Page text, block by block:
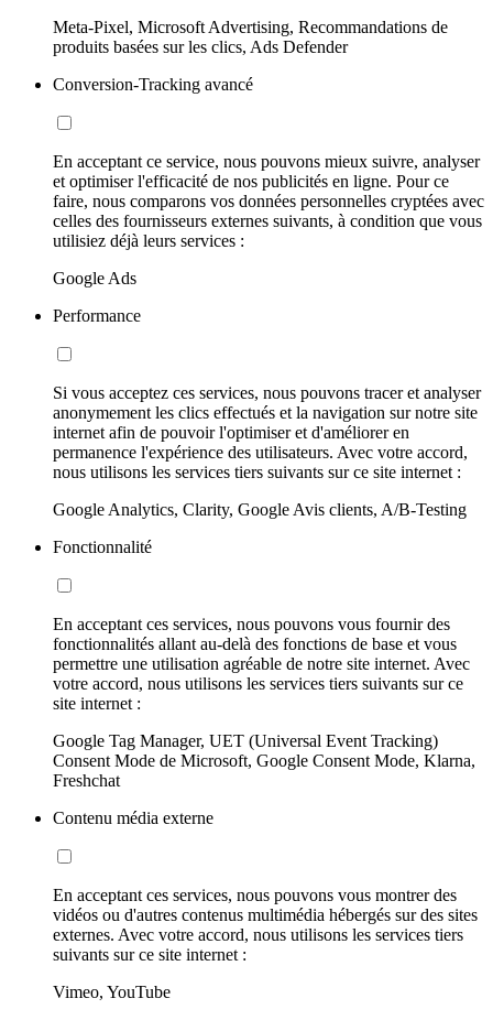
Meta-Pixel, Microsoft Advertising, Recommandations de
produits basées sur les clics, Ads Defender
Conversion-Tracking avancé
En acceptant ce service, nous pouvons mieux suivre, analyser
et optimiser l'efficacité de nos publicités en ligne. Pour ce
faire, nous comparons vos données personnelles cryptées avec
celles des fournisseurs externes suivants, à condition que vous
utilisiez déjà leurs services :
Google Ads
Performance
Si vous acceptez ces services, nous pouvons tracer et analyser
anonymement les clics effectués et la navigation sur notre site
internet afin de pouvoir l'optimiser et d'améliorer en
permanence l'expérience des utilisateurs. Avec votre accord,
nous utilisons les services tiers suivants sur ce site internet :
Google Analytics, Clarity, Google Avis clients, A/B-Testing
Fonctionnalité
En acceptant ces services, nous pouvons vous fournir des
fonctionnalités allant au-delà des fonctions de base et vous
permettre une utilisation agréable de notre site internet. Avec
votre accord, nous utilisons les services tiers suivants sur ce
site internet :
Google Tag Manager, UET (Universal Event Tracking)
Consent Mode de Microsoft, Google Consent Mode, Klarna,
Freshchat
Contenu média externe
En acceptant ces services, nous pouvons vous montrer des
vidéos ou d'autres contenus multimédia hébergés sur des sites
externes. Avec votre accord, nous utilisons les services tiers
suivants sur ce site internet :
Vimeo, YouTube